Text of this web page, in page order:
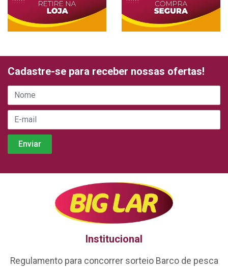
Cadastre-se para receber nossas ofertas!
Institucional
Regulamento para concorrer sorteio Barco de pesca